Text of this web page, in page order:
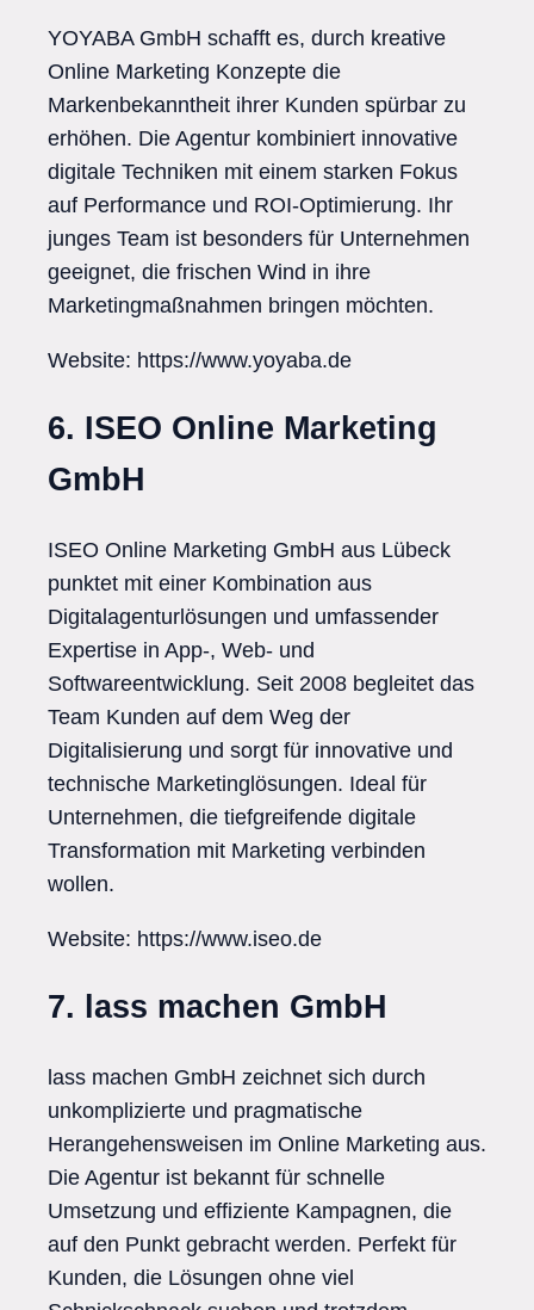
YOYABA GmbH schafft es, durch kreative
Online Marketing Konzepte die
Markenbekanntheit ihrer Kunden spürbar zu
erhöhen. Die Agentur kombiniert innovative
digitale Techniken mit einem starken Fokus
auf Performance und ROI-Optimierung. Ihr
junges Team ist besonders für Unternehmen
geeignet, die frischen Wind in ihre
Marketingmaßnahmen bringen möchten.
Website: https://www.yoyaba.de
6. ISEO Online Marketing
GmbH
ISEO Online Marketing GmbH aus Lübeck
punktet mit einer Kombination aus
Digitalagenturlösungen und umfassender
Expertise in App-, Web- und
Softwareentwicklung. Seit 2008 begleitet das
Team Kunden auf dem Weg der
Digitalisierung und sorgt für innovative und
technische Marketinglösungen. Ideal für
Unternehmen, die tiefgreifende digitale
Transformation mit Marketing verbinden
wollen.
Website: https://www.iseo.de
7. lass machen GmbH
lass machen GmbH zeichnet sich durch
unkomplizierte und pragmatische
Herangehensweisen im Online Marketing aus.
Die Agentur ist bekannt für schnelle
Umsetzung und effiziente Kampagnen, die
auf den Punkt gebracht werden. Perfekt für
Kunden, die Lösungen ohne viel